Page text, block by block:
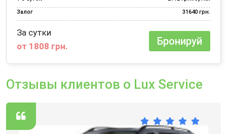
Залог
31640 грн.
За сутки
от 1808 грн.
Бронируй
Отзывы клиентов о Lux Service